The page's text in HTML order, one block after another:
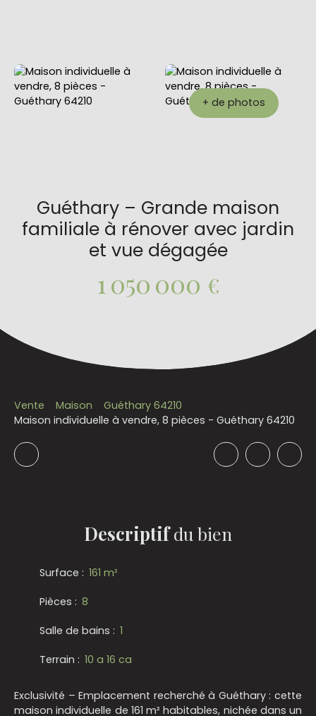
+ de photos
Guéthary – Grande maison
familiale à rénover avec jardin
et vue dégagée
1 050 000 €
Vente Maison
Guéthary 64210
Maison individuelle à vendre, 8 pièces - Guéthary 64210
Descriptifdu bien
Surface : 161 m²
Pièces : 8
Salle de bains : 1
Terrain : 10 a 16 ca
Exclusivité – Emplacement recherché à Guéthary : cette
maison individuelle de 161 m² habitables, nichée dans un